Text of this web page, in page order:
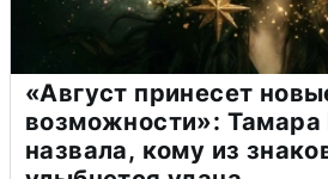
«Август принесет
возможности»: Тамара
назвала, кому из